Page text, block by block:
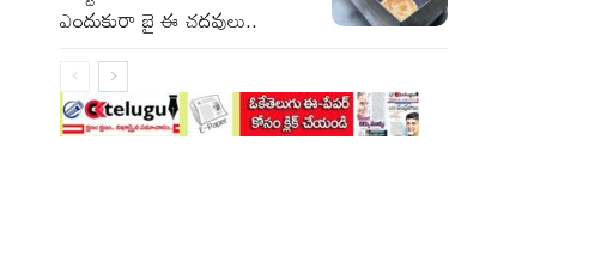
ఎందుకురా బై ఈ చదవులు..